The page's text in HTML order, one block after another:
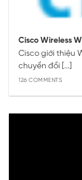
Cisco Wireless
Cisco giới thiệu
chuyển đổi [...]
126 COMMENTS